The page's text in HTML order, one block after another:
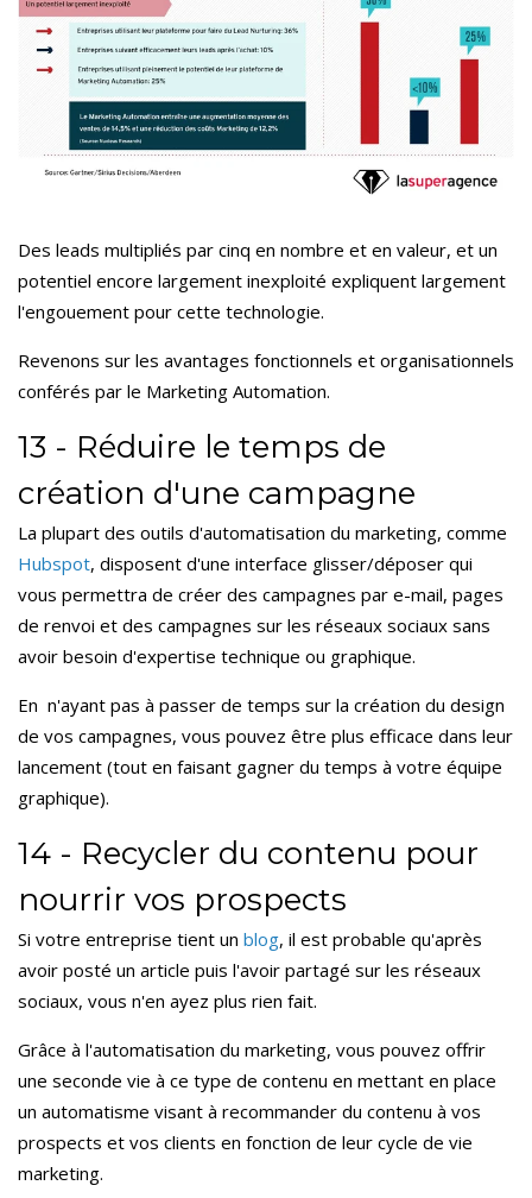
Des leads multipliés par cinq en nombre et en valeur, et un
potentiel encore largement inexploité expliquent largement
l'engouement pour cette technologie.
Revenons sur les avantages fonctionnels et organisationnels
conférés par le Marketing Automation.
13 - Réduire le temps de
création d'une campagne
La plupart des outils d'automatisation du marketing, comme
Hubspot, disposent d'une interface glisser/déposer qui
vous permettra de créer des campagnes par e-mail, pages
de renvoi et des campagnes sur les réseaux sociaux sans
avoir besoin d'expertise technique ou graphique.
En n'ayant pas à passer de temps sur la création du design
de vos campagnes, vous pouvez être plus efficace dans leur
lancement (tout en faisant gagner du temps à votre équipe
graphique).
14 - Recycler du contenu pour
nourrir vos prospects
Si votre entreprise tient un blog, il est probable qu'après
avoir posté un article puis l'avoir partagé sur les réseaux
sociaux, vous n'en ayez plus rien fait.
Grâce à l'automatisation du marketing, vous pouvez offrir
une seconde vie à ce type de contenu en mettant en place
un automatisme visant à recommander du contenu à vos
prospects et vos clients en fonction de leur cycle de vie
marketing.